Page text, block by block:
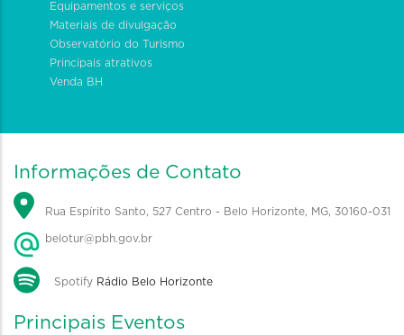
Equipamentos e serviços
Materiais de divulgação
Observatório do Turismo
Principais atrativos
Venda BH
Informações de Contato
Rua Espírito Santo, 527 Centro - Belo Horizonte, MG, 30160-031
belotur@pbh.gov.br
Spotify Rádio Belo Horizonte
Principais Eventos